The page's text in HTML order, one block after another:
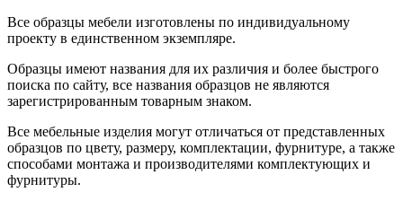
Все образцы мебели изготовлены по индивидуальному
проекту в единственном экземпляре.
Образцы имеют названия для их различия и более быстрого
поиска по сайту, все названия образцов не являются
зарегистрированным товарным знаком.
Все мебельные изделия могут отличаться от представленных
образцов по цвету, размеру, комплектации, фурнитуре, а также
способами монтажа и производителями комплектующих и
фурнитуры.